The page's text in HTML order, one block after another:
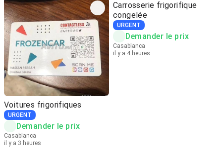
Voitures frigorifiques
URGENT
Demander le prix
Casablanca
il y a 3 heures
Carrosserie frigorifique
congelée
URGENT
Demander le prix
Casablanca
il y a 4 heures